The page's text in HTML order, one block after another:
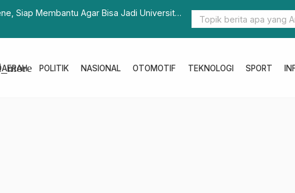
Siap Membantu Agar Bisa Jadi Universitas
RSUD Sulbar Gelar Rakor
POLITIK NASIONAL OTOMOTIF TEKNOLOGI SPORT